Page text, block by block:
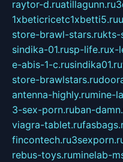
raytor-d.ruatillagunn.ru
1xbeticricetc1xbetti5.ru
store-brawl-stars.rukts-
sindika-01.rusp-life.rux-
e-abis-1-c.rusindika01.ru
store-brawlstars.ru
antenna-highly.rumine-
3-sex-porn.ruban-
viagra-tablet.ru
fincontech.ru
rebus-toys.ruminelab-